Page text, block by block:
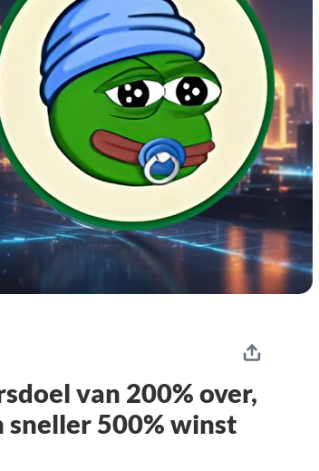
van 200% over,
sneller 500% winst